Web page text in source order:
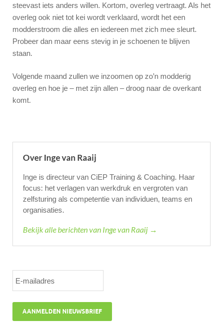
steevast iets anders willen. Kortom, overleg vertraagt. Als het
overleg ook niet tot kei wordt verklaard, wordt het een
modderstroom die alles en iedereen met zich mee sleurt.
Probeer dan maar eens stevig in je schoenen te blijven
staan.
Volgende maand zullen we inzoomen op zo’n modderig
overleg en hoe je – met zijn allen – droog naar de overkant
komt.
Over Inge van Raaij
Inge is directeur van CiEP Training & Coaching. Haar
focus: het verlagen van werkdruk en vergroten van
zelfsturing als competentie van individuen, teams en
organisaties.
Bekijk alle berichten van Inge van Raaij →